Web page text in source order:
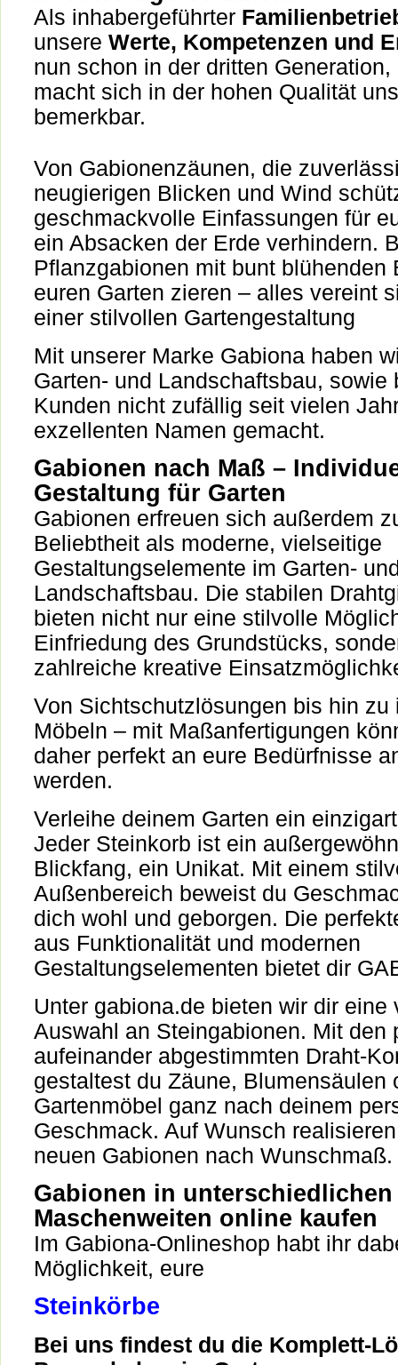
Als inhabergeführter
unsere Werte, Kompetenzen und
nun schon in der dritten Generation,
macht sich in der hohen Qualität
bemerkbar.
Von Gabionenzäunen, die
neugierigen Blicken und Wind
geschmackvolle Einfassungen für
ein Absacken der Erde verhindern.
Pflanzgabionen mit bunt blühenden
euren Garten zieren – alles vereint
einer stilvollen Gartengestaltung
Mit unserer Marke Gabiona haben
Garten- und Landschaftsbau, sowie
Kunden nicht zufällig seit vielen
exzellenten Namen gemacht.
Gabionen nach Maß –
Gestaltung für Garten
Gabionen erfreuen sich außerdem
Beliebtheit als moderne, vielseitige
Gestaltungselemente im Garten-
Landschaftsbau. Die stabilen
bieten nicht nur eine stilvolle
Einfriedung des Grundstücks,
zahlreiche kreative
Von Sichtschutzlösungen bis hin zu
Möbeln – mit Maßanfertigungen
daher perfekt an eure Bedürfnisse
werden.
Verleihe deinem Garten ein
Jeder Steinkorb ist ein
Blickfang, ein Unikat. Mit einem
Außenbereich beweist du
dich wohl und geborgen. Die
aus Funktionalität und modernen
Gestaltungselementen bietet dir
Unter gabiona.de bieten wir dir eine
Auswahl an Steingabionen. Mit den
aufeinander abgestimmten Draht-
gestaltest du Zäune, Blumensäulen
Gartenmöbel ganz nach deinem
Geschmack. Auf Wunsch
neuen Gabionen nach Wunschmaß.
Gabionen in unterschiedlichen
Maschenweiten online kaufen
Im Gabiona-Onlineshop habt ihr
Möglichkeit, eure
Steinkörbe
Bei uns findest du die Komplett-